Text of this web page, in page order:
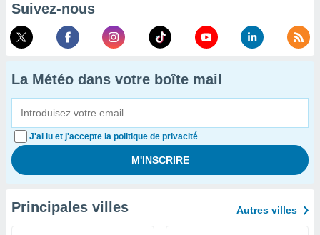
Suivez-nous
La Météo dans votre boîte mail
J'ai lu et j'accepte la politique de privacité
Principales villes Autres villes